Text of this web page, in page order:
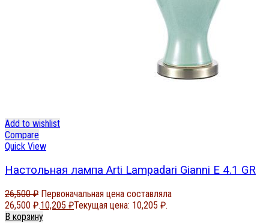
Add to wishlist
Compare
Quick View
Настольная лампа Arti Lampadari Gianni E 4.1 GR
26,500₽ Первоначальная цена составляла
26,500 ₽.10,205 ₽Текущая цена: 10,205 ₽.
В корзину